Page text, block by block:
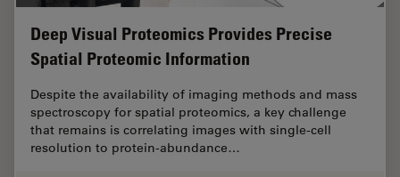
Deep Visual Proteomics Provides Precise
Spatial Proteomic Information
Despite the availability of imaging methods and mass
spectroscopy for spatial proteomics, a key challenge
that remains is correlating images with single-cell
resolution to protein-abundance…